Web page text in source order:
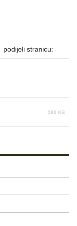
podijeli stranicu:
380 KB